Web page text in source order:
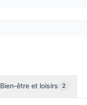
Bien-être et loisirs 2